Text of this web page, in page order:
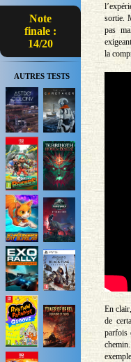
Note
finale :
14/20
AUTRES TESTS
sortie.
pas
la
En
de
parfois